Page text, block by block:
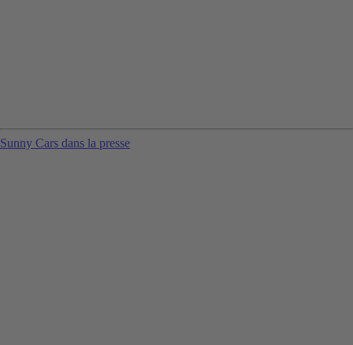
Sunny Cars dans la presse